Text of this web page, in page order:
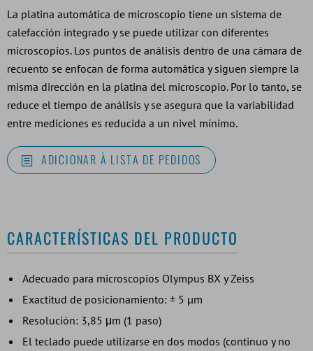
La platina automática de microscopio tiene un sistema de
calefacción integrado y se puede utilizar con diferentes
microscopios. Los puntos de análisis dentro de una cámara de
recuento se enfocan de forma automática y siguen siempre la
misma dirección en la platina del microscopio. Por lo tanto, se
reduce el tiempo de análisis y se asegura que la variabilidad
entre mediciones es reducida a un nivel mínimo.
ADICIONAR À LISTA DE PEDIDOS
CARACTERÍSTICAS DEL PRODUCTO
Adecuado para microscopios Olympus BX y Zeiss
Exactitud de posicionamiento: ± 5 µm
Resolución: 3,85 μm (1 paso)
El teclado puede utilizarse en dos modos (continuo y no